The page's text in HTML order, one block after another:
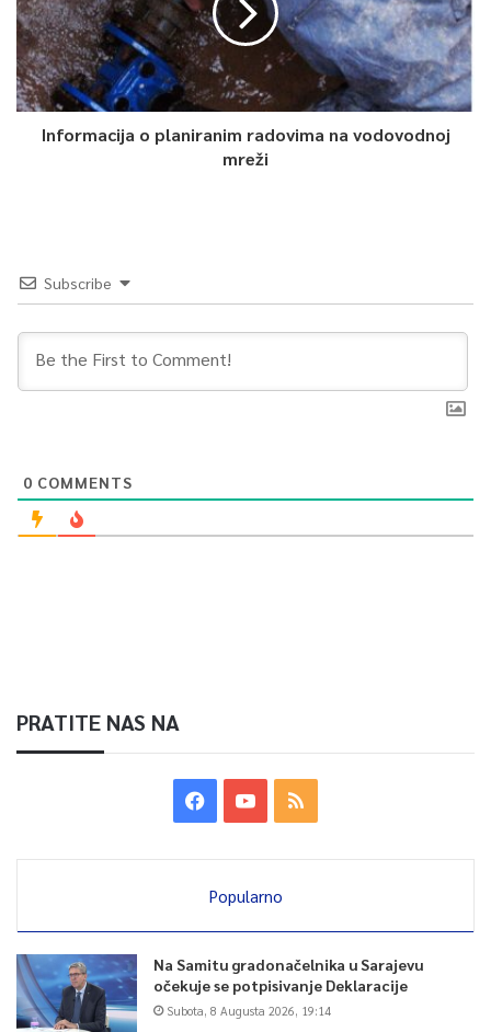
Informacija o planiranim radovima na vodovodnoj
mreži
Subscribe
0 COMMENTS
PRATITE NAS NA
Popularno
Na Samitu gradonačelnika u Sarajevu
očekuje se potpisivanje Deklaracije
Subota, 8 Augusta 2026, 19:14